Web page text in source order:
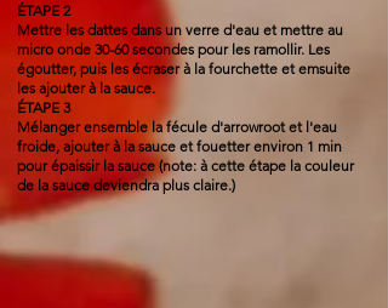
ÉTAPE 2
Mettre les dattes dans un verre d'eau et mettre au
micro onde 30-60 secondes pour les ramollir. Les
égoutter, puis les écraser à la fourchette et emsuite
les ajouter à la sauce.
ÉTAPE 3
Mélanger ensemble la fécule d'arrowroot et l'eau
froide, ajouter à la sauce et fouetter environ 1 min
pour épaissir la sauce (note: à cette étape la couleur
de la sauce deviendra plus claire.)